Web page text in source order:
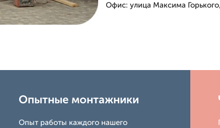
Офис: улица Максима
Опытные монтажники
Опыт работы каждого нашего